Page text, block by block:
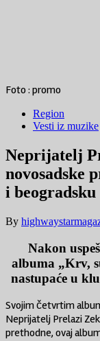
Foto : promo
Region
Vesti iz muzike
Neprijatelj
novosadske
i beogradsku
By
Nakon
albuma „Krv,
nastupaće u
Svojim četvrtim
Neprijatelj Prelazi
prethodne, ovaj